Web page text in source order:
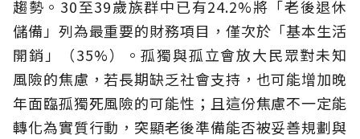
趨勢。30至39歲族群中已有24.2%將「老後退休
儲備」列為最重要的財務項目，僅次於「基本生活
開銷」（35%）。孤獨與孤立會放大民眾對未知
風險的焦慮，若長期缺乏社會支持，也可能增加晚
年面臨孤獨死風險的可能性；且這份焦慮不一定能
轉化為實質行動，突顯老後準備能否被妥善規劃與